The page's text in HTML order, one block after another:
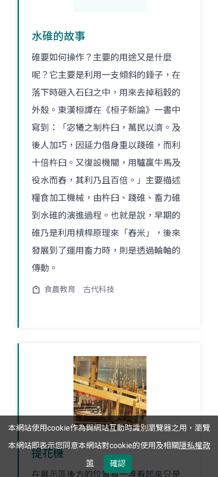
水碓的故事
碓要如何操作？主要的用途又是什麼
呢？它主要是利用一支傾斜的錘子，在
落下時砸入石臼之中，用來去掉稻穀的
外殼。東漢桓譚在《桓子新論》一書中
寫到：「宓犧之制杵臼，萬民以濟。及
後人加巧，因延力借身重以踐碓，而利
十倍杵臼。又復設機關，用驢贏牛馬及
役水而舂，其利乃且百倍。」主要描述
糧食加工機械，由杵臼、踐碓、畜力碓
到水碓的演進過程。也就是說，早期的
碓乃是利用槓桿原理來「舂米」，後來
發展到了運用畜力時，則是透過輪軸的
傳動。
食農教育 古代科技
提花機
在展示區後方的位置有一堆看起來只是
本網站使用cookie作為與網站互動時識別瀏覽器之用，瀏覽
本網站即表示您同意本網站對cookie的使用及相關隱私權政
策
確認